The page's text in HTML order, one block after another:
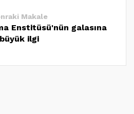
Makale
Enstitüsü'nün galasına
büyük ilgi